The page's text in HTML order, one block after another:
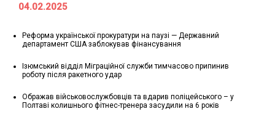
04.02.2025
Реформа української прокуратури на паузі — Державний
департамент США заблокував фінансування
Ізюмський відділ Міграційної служби тимчасово припинив
роботу після ракетного удар
Ображав військовослужбовців та вдарив поліцейського – у
Полтаві колишнього фітнес-тренера засудили на 6 років